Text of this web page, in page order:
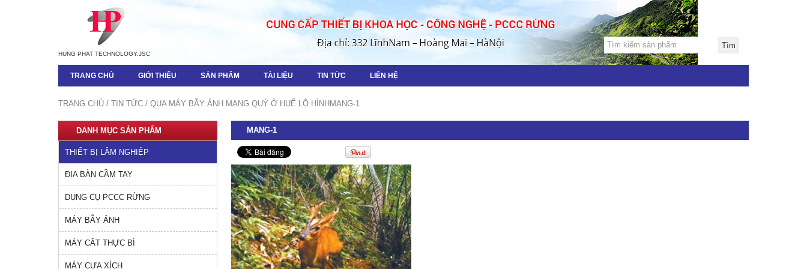
HUNG PHAT TECHNOLOGY.JSC
TRANG CHỦ GIỚI THIỆU SẢN PHẨM TÀI LIỆU TIN TỨC LIÊN HỆ
TRANG CHỦ TIN TỨC QUA MÁY BẪY ẢNH MANG QUÝ Ở HUẾ LỘ HÌNH MANG-1
DANH MỤC SẢN PHẨM
THIẾT BỊ LÂM NGHIỆP
ĐỊA BÀN CẦM TAY
DỤNG CỤ PCCC RỪNG
MÁY BẪY ẢNH
MÁY CẮT THỰC BÌ
MÁY CƯA XÍCH
MANG-1